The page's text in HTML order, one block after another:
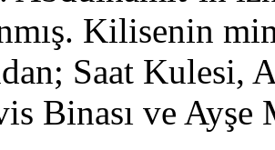
Kilisenin
Saat Kulesi,
Binası ve